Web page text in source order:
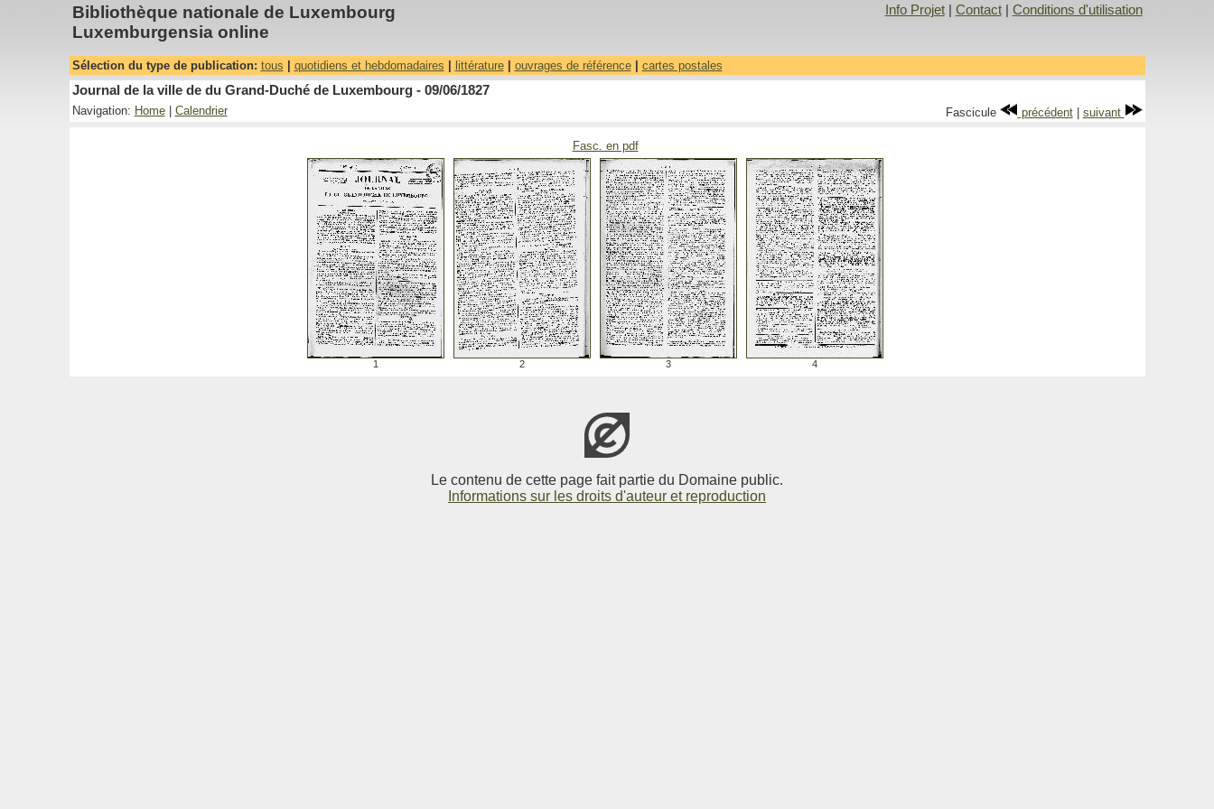
Bibliothèque nationale de Luxembourg
Luxemburgensia online
Info Projet| Contact| Conditions d'utilisation
Sélection du type de publication: tous quotidiens et hebdomadaires littérature| ouvrages de référence| cartes postales
Journal de la ville de du Grand-Duché de Luxembourg - 09/06/1827
Navigation: Home| Calendrier Fascicule précédent| suivant
Fasc. en pdf
1 2 3 4
Le contenu de cette page fait partie du Domaine public.
Informations sur les droits d'auteur et reproduction